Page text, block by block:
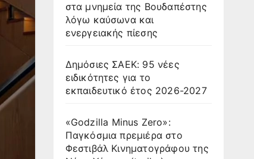
στα μνημεία της Βουδαπέστης
λόγω καύσωνα και
ενεργειακής πίεσης
Δημόσιες ΣΑΕΚ: 95 νέες
ειδικότητες για το
εκπαιδευτικό έτος 2026-2027
«Godzilla Minus Zero»:
Παγκόσμια πρεμιέρα στο
Φεστιβάλ Κινηματογράφου της